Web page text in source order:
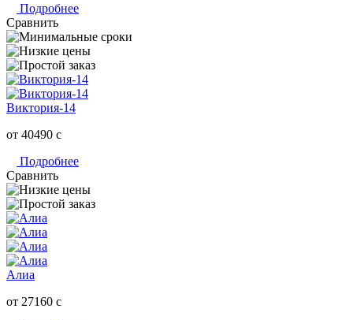
Подробнее
Сравнить
Виктория-14
от 40490 c
Подробнее
Сравнить
Алиа
от 27160 c